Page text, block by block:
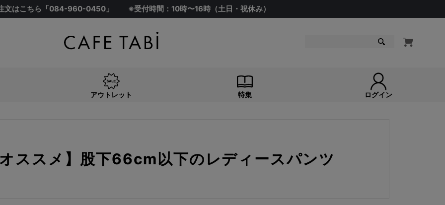
文はこちら「084-960-0450 」 ※受付時間：10時〜16時（土日・祝休み）
アウトレット 特集 ログイン
オススメ】股下66cm以下のレディースパンツ